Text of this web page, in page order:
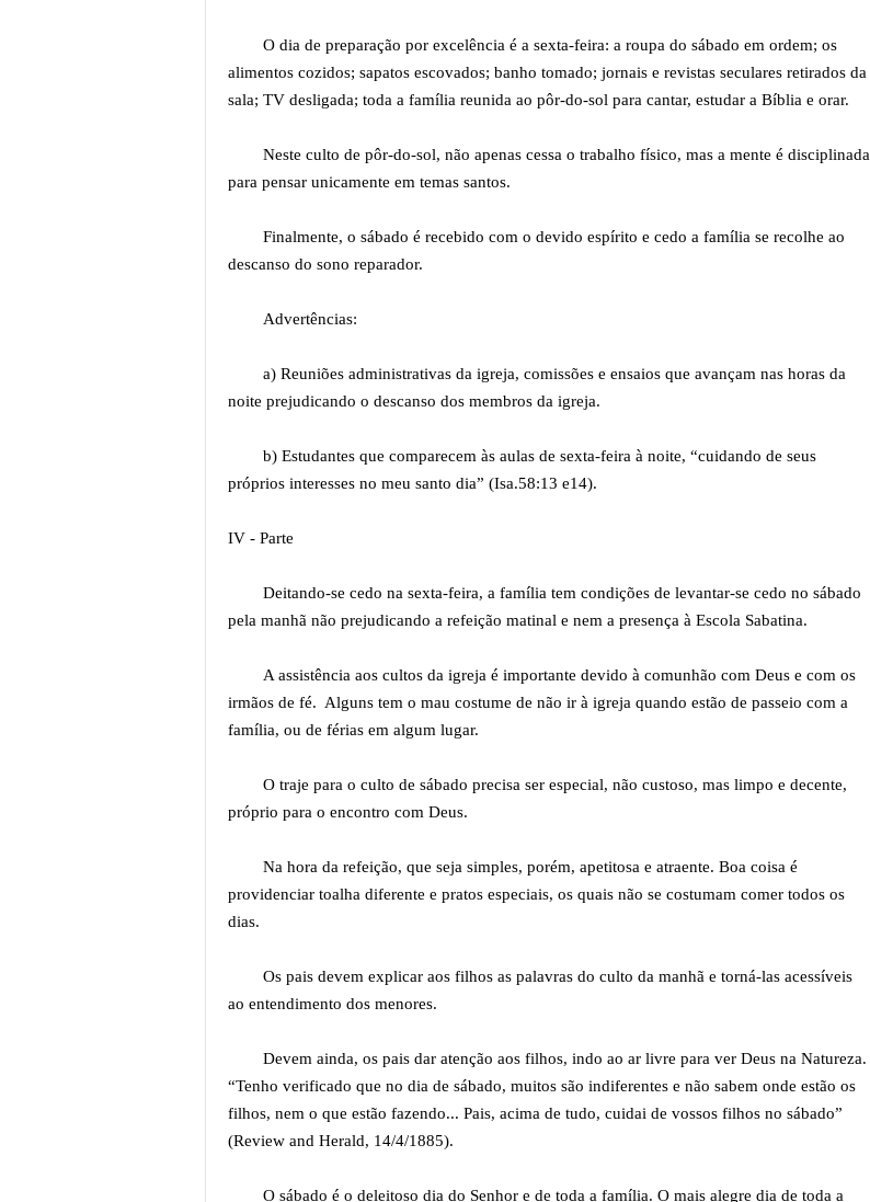
O dia de preparação por excelência é a sexta-feira: a roupa do sábado em ordem; os
alimentos cozidos; sapatos escovados; banho tomado; jornais e revistas seculares retirados da
sala; TV desligada; toda a família reunida ao pôr-do-sol para cantar, estudar a Bíblia e orar.
Neste culto de pôr-do-sol, não apenas cessa o trabalho físico, mas a mente é disciplinada
para pensar unicamente em temas santos.
Finalmente, o sábado é recebido com o devido espírito e cedo a família se recolhe ao
descanso do sono reparador.
Advertências:
a) Reuniões administrativas da igreja, comissões e ensaios que avançam nas horas da
noite prejudicando o descanso dos membros da igreja.
b) Estudantes que comparecem às aulas de sexta-feira à noite, “cuidando de seus
próprios interesses no meu santo dia” (Isa.58:13 e14).
IV - Parte
Deitando-se cedo na sexta-feira, a família tem condições de levantar-se cedo no sábado
pela manhã não prejudicando a refeição matinal e nem a presença à Escola Sabatina.
A assistência aos cultos da igreja é importante devido à comunhão com Deus e com os
irmãos de fé. Alguns tem o mau costume de não ir à igreja quando estão de passeio com a
família, ou de férias em algum lugar.
O traje para o culto de sábado precisa ser especial, não custoso, mas limpo e decente,
próprio para o encontro com Deus.
Na hora da refeição, que seja simples, porém, apetitosa e atraente. Boa coisa é
providenciar toalha diferente e pratos especiais, os quais não se costumam comer todos os
dias.
Os pais devem explicar aos filhos as palavras do culto da manhã e torná-las acessíveis
ao entendimento dos menores.
Devem ainda, os pais dar atenção aos filhos, indo ao ar livre para ver Deus na Natureza.
“Tenho verificado que no dia de sábado, muitos são indiferentes e não sabem onde estão os
filhos, nem o que estão fazendo... Pais, acima de tudo, cuidai de vossos filhos no sábado”
(Review and Herald, 14/4/1885).
O sábado é o deleitoso dia do Senhor e de toda a família. O mais alegre dia de toda a